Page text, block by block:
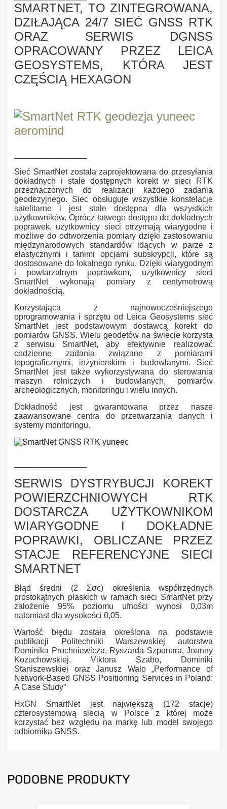
SMARTNET, TO ZINTEGROWANA,
DZIŁAJĄCA 24/7 SIEĆ GNSS RTK
ORAZ SERWIS DGNSS
OPRACOWANY PRZEZ LEICA
GEOSYSTEMS, KTÓRA JEST
CZĘŚCIĄ HEXAGON
Sieć SmartNet została zaprojektowana do przesyłania
dokładnych i stale dostępnych korekt w sieci RTK
przeznaczonych do realizacji każdego zadania
geodezyjnego. Siec obsługuje wszystkie konstelacje
satelitarne i jest stale dostępna dla wszystkich
użytkowników. Oprócz łatwego dostępu do dokładnych
poprawek, użytkownicy sieci otrzymają wiarygodne i
możliwe do odtworzenia pomiary dzięki zastosowaniu
międzynarodowych standardów idących w parze z
elastycznymi i tanimi opcjami subskrypcji, które są
dostosowane do lokalnego rynku. Dzięki wiarygodnym
i powtarzalnym poprawkom, użytkownicy sieci
SmartNet wykonają pomiary z centymetrową
dokładnością.
Korzystająca z najnowocześniejszego
oprogramowania i sprzętu od Leica Geosystems sieć
SmartNet jest podstawowym dostawcą korekt do
pomiarów GNSS. Wielu geodetów na świecie korzysta
z serwisu SmartNet, aby efektywnie realizować
codzienne zadania związane z pomiarami
topograficznymi, inżynierskimi i budowlanymi. Sieć
SmartNet jest także wykorzystywana do sterowania
maszyn rolniczych i budowlanych, pomiarów
archeologicznych, monitoringu i wielu innych.
Dokładność jest gwarantowana przez nasze
zaawansowane centra do przetwarzania danych i
systemy monitoringu.
SERWIS DYSTRYBUCJI KOREKT
POWIERZCHNIOWYCH RTK
DOSTARCZA UŻYTKOWNIKOM
WIARYGODNE I DOKŁADNE
POPRAWKI, OBLICZANE PRZEZ
STACJE REFERENCYJNE SIECI
SMARTNET
Błąd średni (2 Σσς) określenia współrzędnych
prostokątnych płaskich w ramach sieci SmartNet przy
założenie 95% poziomu ufności wynosi 0,03m
natomiast dla wysokości 0,05.
Wartość błędu została określona na podstawie
publikacji Politechniki Warszewskiej autorstwa
Dominika Prochniewicza, Ryszarda Szpunara, Joanny
Kożuchowskiej, Viktora Szabo, Dominiki
Staniszewskiej oraz Janusz Walo „Performance of
Network-Based GNSS Positioning Services in Poland:
A Case Study”
HxGN SmartNet jest największą (172 stacje)
czterosystemową siecią w Polsce z której może
korzystać bez względu na markę lub model swojego
odbiornika GNSS.
PODOBNE PRODUKTY